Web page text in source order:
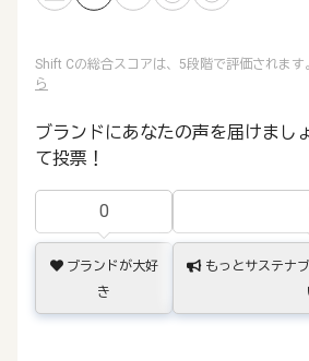
Shift Cの総合スコアは、5段階で評価されます
ら
ブランドにあなたの声を届けまし
て投票！
0
ブランドが大好
き
もっとサステナ